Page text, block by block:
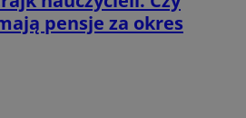
pensje za okres